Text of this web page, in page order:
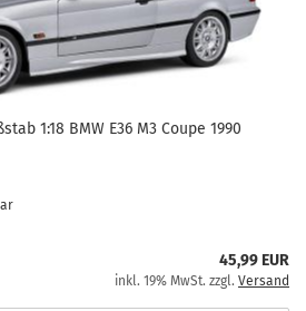
1:18 BMW E36 M3 Coupe 1990
45,99 EUR
inkl. 19% MwSt. zzgl. Versand